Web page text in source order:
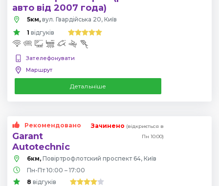
авто від 2007 года)
5км, вул. Гвардійська 20, Київ
1 відгуків
Зателефонувати
Маршрут
Детальніше
Рекомендовано
Garant
Autotechnic
Зачинено (відкриється в
Пн 10:00)
6км,
Повіртрофлотский проспект 64, Київ
Пн-Пт 10:00 – 17:00
8 відгуків